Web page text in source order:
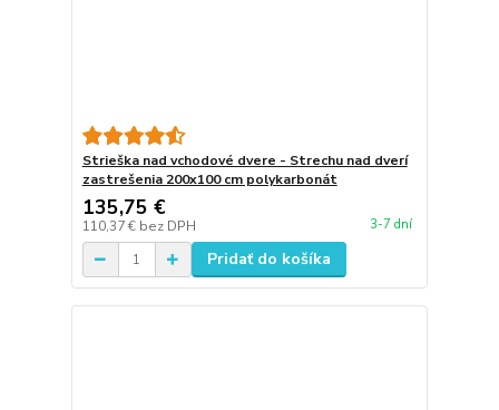
Strieška nad vchodové dvere - Strechu nad dverí
zastrešenia 200x100 cm polykarbonát
135,75 €
110,37 € bez DPH 3-7 dní
Pridať do košíka